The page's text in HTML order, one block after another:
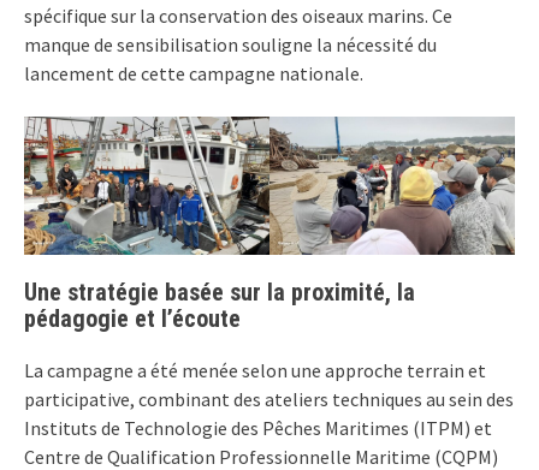
spécifique sur la conservation des oiseaux marins. Ce
manque de sensibilisation souligne la nécessité du
lancement de cette campagne nationale.
Une stratégie basée sur la proximité, la
pédagogie et l’écoute
La campagne a été menée selon une approche terrain et
participative, combinant des ateliers techniques au sein des
Instituts de Technologie des Pêches Maritimes (ITPM) et
Centre de Qualification Professionnelle Maritime (CQPM)